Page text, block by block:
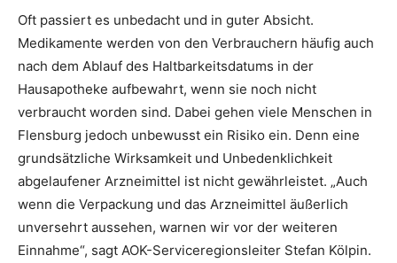
Oft passiert es unbedacht und in guter Absicht.
Medikamente werden von den Verbrauchern häufig auch
nach dem Ablauf des Haltbarkeitsdatums in der
Hausapotheke aufbewahrt, wenn sie noch nicht
verbraucht worden sind. Dabei gehen viele Menschen in
Flensburg jedoch unbewusst ein Risiko ein. Denn eine
grundsätzliche Wirksamkeit und Unbedenklichkeit
abgelaufener Arzneimittel ist nicht gewährleistet. „Auch
wenn die Verpackung und das Arzneimittel äußerlich
unversehrt aussehen, warnen wir vor der weiteren
Einnahme“, sagt AOK-Serviceregionsleiter Stefan Kölpin.